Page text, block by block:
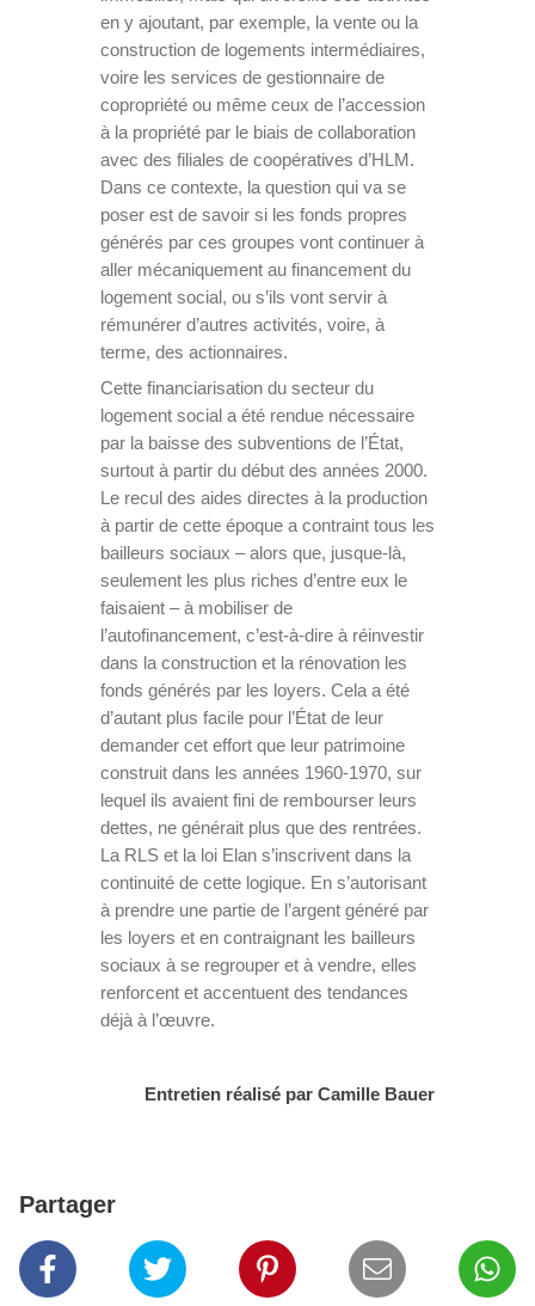
en y ajoutant, par exemple, la vente ou la
construction de logements intermédiaires,
voire les services de gestionnaire de
copropriété ou même ceux de l’accession
à la propriété par le biais de collaboration
avec des filiales de coopératives d’HLM.
Dans ce contexte, la question qui va se
poser est de savoir si les fonds propres
générés par ces groupes vont continuer à
aller mécaniquement au financement du
logement social, ou s’ils vont servir à
rémunérer d’autres activités, voire, à
terme, des actionnaires.
Cette financiarisation du secteur du
logement social a été rendue nécessaire
par la baisse des subventions de l’État,
surtout à partir du début des années 2000.
Le recul des aides directes à la production
à partir de cette époque a contraint tous les
bailleurs sociaux – alors que, jusque-là,
seulement les plus riches d’entre eux le
faisaient – à mobiliser de
l’autofinancement, c’est-à-dire à réinvestir
dans la construction et la rénovation les
fonds générés par les loyers. Cela a été
d’autant plus facile pour l’État de leur
demander cet effort que leur patrimoine
construit dans les années 1960-1970, sur
lequel ils avaient fini de rembourser leurs
dettes, ne générait plus que des rentrées.
La RLS et la loi Elan s’inscrivent dans la
continuité de cette logique. En s’autorisant
à prendre une partie de l’argent généré par
les loyers et en contraignant les bailleurs
sociaux à se regrouper et à vendre, elles
renforcent et accentuent des tendances
déjà à l’œuvre.
Entretien réalisé par Camille Bauer
Partager